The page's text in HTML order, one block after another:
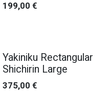
199,00 €
Yakiniku Rectangular
Shichirin Large
375,00 €